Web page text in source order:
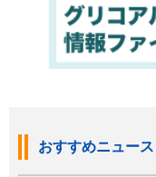
おすすめニュース